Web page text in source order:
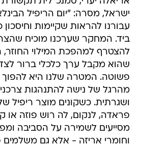
ישראל, מסרה: "יום הריפיל
עבורנו להראות שקיימות וחיסכון
ביד. המחקר שערכנו מוכיח
להצטרף למהפכת המילוי החוזר,
שהוא מקבל ערך כלכלי ברור לצד
פשוטה. המטרה שלנו היא להפוך
מהרגל של נישה להתנהגות
ושגרתית. כשקונים מוצר ריפיל
פראדה, לנקום, לה רוש פוזה או
מסייעים לשמירה על הסביבה
וחומרי אריזה - אלא גם משלמים